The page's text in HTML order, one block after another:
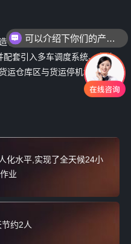
了无人物流牵引车，设计40T
套引入多车调度系统、自动
运仓库区与货运停机坪之间的
化水平,实现了全天候24小
业
约2人